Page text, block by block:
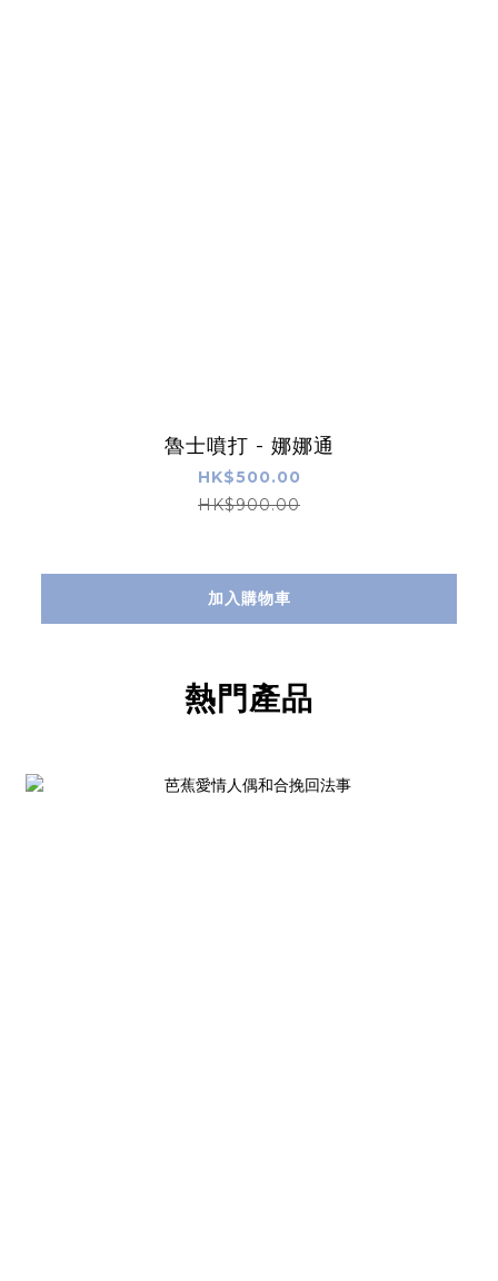
魯士噴打 - 娜娜通
HK$500.00
HK$900.00
加入購物車
熱門產品